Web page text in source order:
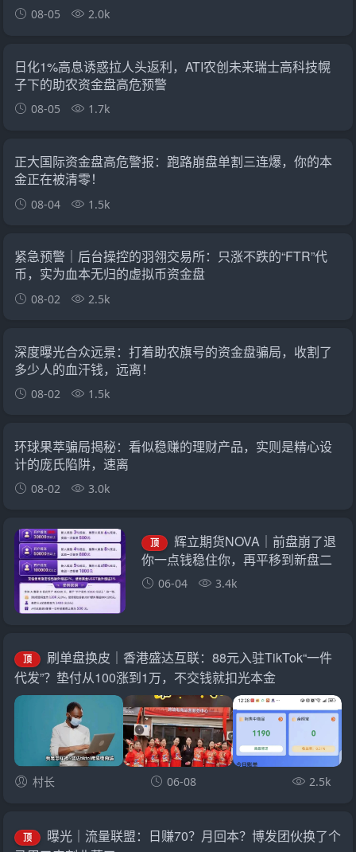
08-05 2.0k
日化1%高息诱惑拉人头返利，ATI农创未来瑞士高科技幌
子下的助农资金盘高危预警
08-05 1.7k
正大国际资金盘高危警报：跑路崩盘单割三连爆，你的本
金正在被清零！
08-04 1.5k
紧急预警｜后台操控的羽翎交易所：只涨不跌的“FTR”代
币，实为血本无归的虚拟币资金盘
08-02 2.5k
深度曝光合众远景：打着助农旗号的资金盘骗局，收割了
多少人的血汗钱，远离！
08-02 1.5k
环球果萃骗局揭秘：看似稳赚的理财产品，实则是精心设
计的庞氏陷阱，速离
08-02 3.0k
顶
辉立期货NOVA｜前盘崩了退
你一点钱稳住你，再平移到新盘二
次收割——诈骗团伙的“平移换壳流
水线”已跑了三次
06-04 3.4k
顶
刷单盘换皮｜香港盛达互联：88元入驻TikTok“一件
代发”？垫付从100涨到1万，不交钱就扣光本金
村长 06-08 2.5k
顶
曝光｜流量联盟：日赚70？月回本？博发团伙换了个